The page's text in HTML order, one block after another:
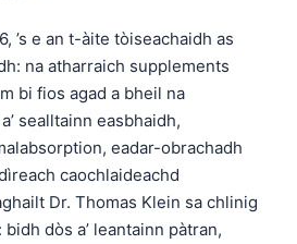
’s e an t-àite tòiseachaidh as
na atharraich supplements
bi fios agad a bheil na
sealltainn easbhaidh,
eadar-obrachadh
caochlaideachd
Dr. Thomas Klein sa chlinig
dòs a’ leantainn pàtran,